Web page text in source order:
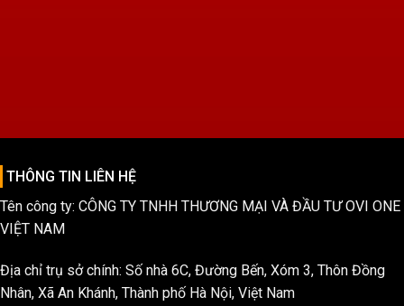
THÔNG TIN LIÊN HỆ
Tên công ty: CÔNG TY TNHH THƯƠNG MẠI VÀ ĐẦU TƯ OVI ONE
VIỆT NAM
Địa chỉ trụ sở chính: Số nhà 6C, Đường Bến, Xóm 3, Thôn Đồng
Nhân, Xã An Khánh, Thành phố Hà Nội, Việt Nam